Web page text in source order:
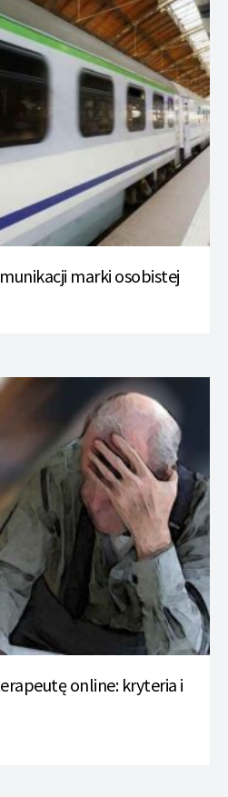
marki osobistej
online: kryteria i